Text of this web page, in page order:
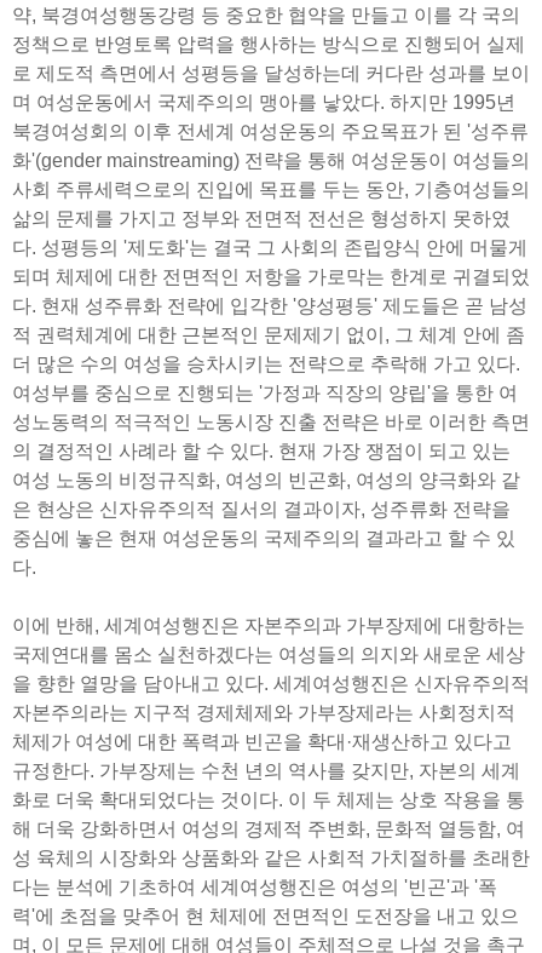
약, 북경여성행동강령 등 중요한 협약을 만들고 이를 각 국의
정책으로 반영토록 압력을 행사하는 방식으로 진행되어 실제
로 제도적 측면에서 성평등을 달성하는데 커다란 성과를 보이
며 여성운동에서 국제주의의 맹아를 낳았다. 하지만 1995년
북경여성회의 이후 전세계 여성운동의 주요목표가 된 '성주류
화'(gender mainstreaming) 전략을 통해 여성운동이 여성들의
사회 주류세력으로의 진입에 목표를 두는 동안, 기층여성들의
삶의 문제를 가지고 정부와 전면적 전선은 형성하지 못하였
다. 성평등의 '제도화'는 결국 그 사회의 존립양식 안에 머물게
되며 체제에 대한 전면적인 저항을 가로막는 한계로 귀결되었
다. 현재 성주류화 전략에 입각한 '양성평등' 제도들은 곧 남성
적 권력체계에 대한 근본적인 문제제기 없이, 그 체계 안에 좀
더 많은 수의 여성을 승차시키는 전략으로 추락해 가고 있다.
여성부를 중심으로 진행되는 '가정과 직장의 양립'을 통한 여
성노동력의 적극적인 노동시장 진출 전략은 바로 이러한 측면
의 결정적인 사례라 할 수 있다. 현재 가장 쟁점이 되고 있는
여성 노동의 비정규직화, 여성의 빈곤화, 여성의 양극화와 같
은 현상은 신자유주의적 질서의 결과이자, 성주류화 전략을
중심에 놓은 현재 여성운동의 국제주의의 결과라고 할 수 있
다.
이에 반해, 세계여성행진은 자본주의과 가부장제에 대항하는
국제연대를 몸소 실천하겠다는 여성들의 의지와 새로운 세상
을 향한 열망을 담아내고 있다. 세계여성행진은 신자유주의적
자본주의라는 지구적 경제체제와 가부장제라는 사회정치적
체제가 여성에 대한 폭력과 빈곤을 확대·재생산하고 있다고
규정한다. 가부장제는 수천 년의 역사를 갖지만, 자본의 세계
화로 더욱 확대되었다는 것이다. 이 두 체제는 상호 작용을 통
해 더욱 강화하면서 여성의 경제적 주변화, 문화적 열등함, 여
성 육체의 시장화와 상품화와 같은 사회적 가치절하를 초래한
다는 분석에 기초하여 세계여성행진은 여성의 '빈곤'과 '폭
력'에 초점을 맞추어 현 체제에 전면적인 도전장을 내고 있으
며, 이 모든 문제에 대해 여성들이 주체적으로 나설 것을 촉구